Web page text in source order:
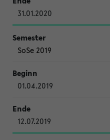
31.01.2020
SoSe 2019
01.04.2019
12.07.2019